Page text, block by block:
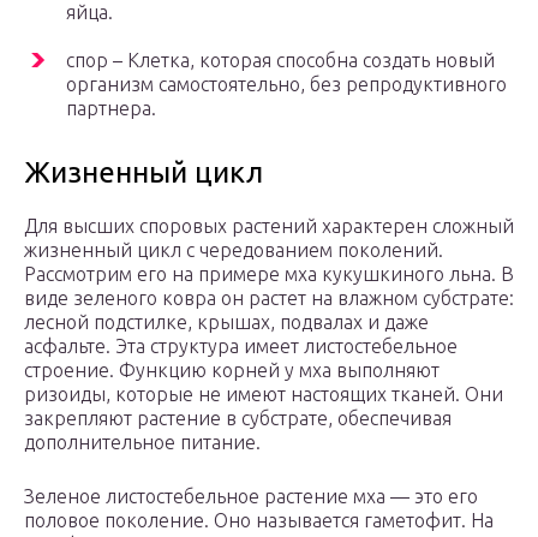
яйца.
спор – Клетка, которая способна создать новый
организм самостоятельно, без репродуктивного
партнера.
Жизненный цикл
Для высших споровых растений характерен сложный
жизненный цикл с чередованием поколений.
Рассмотрим его на примере мха кукушкиного льна. В
виде зеленого ковра он растет на влажном субстрате:
лесной подстилке, крышах, подвалах и даже
асфальте. Эта структура имеет листостебельное
строение. Функцию корней у мха выполняют
ризоиды, которые не имеют настоящих тканей. Они
закрепляют растение в субстрате, обеспечивая
дополнительное питание.
Зеленое листостебельное растение мха — это его
половое поколение. Оно называется гаметофит. На